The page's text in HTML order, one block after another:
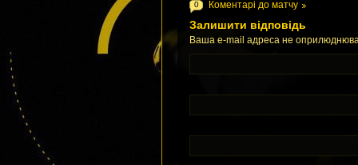
0 Коментарі до матчу
Залишити відповідь
Ваша e-mail адреса не